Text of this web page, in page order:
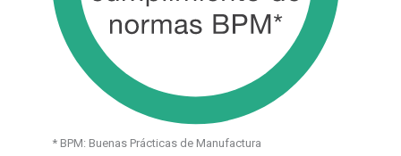
* BPM: Buenas Prácticas de Manufactura